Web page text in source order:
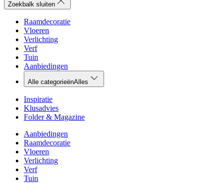
Zoekbalk sluiten
Raamdecoratie
Vloeren
Verlichting
Verf
Tuin
Aanbiedingen
Alle categorieënAlles
Inspiratie
Klusadvies
Folder & Magazine
Aanbiedingen
Raamdecoratie
Vloeren
Verlichting
Verf
Tuin